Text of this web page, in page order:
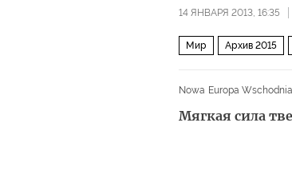
14 ЯНВАРЯ 2013, 16:35
Мир Архив 2015
Nowa Europa Wschodnia
Мягкая сила